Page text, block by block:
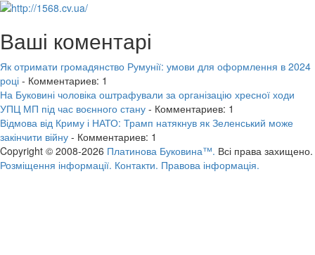
Ваші коментарі
Як отримати громадянство Румунії: умови для оформлення в 2024
році - Комментариев: 1
На Буковині чоловіка оштрафували за організацію хресної ходи
УПЦ МП під час воєнного стану - Комментариев: 1
Відмова від Криму і НАТО: Трамп натякнув як Зеленський може
закінчити війну - Комментариев: 1
Copyright © 2008-2026 Платинова Буковина™. Всі права захищено.
Розміщення інформації. Контакти. Правова інформація.